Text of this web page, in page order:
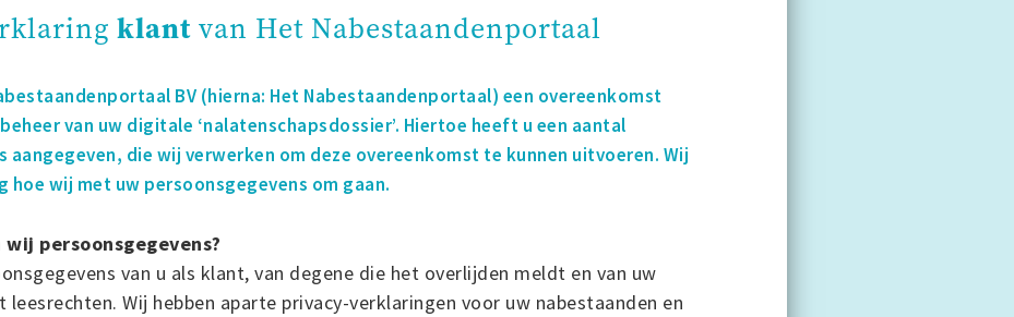
klantvan Het Nabestaandenportaal
BV (hierna: Het Nabestaandenportaal) een overeenkomst
van uw digitale ‘nalatenschapsdossier’. Hiertoe heeft u een aantal
aangegeven, die wij verwerken om deze overeenkomst te kunnen uitvoeren. Wij
hoe wij met uw persoonsgegevens om gaan.
persoonsgegevens?
van u als klant, van degene die het overlijden meldt en van uw
leesrechten. Wij hebben aparte privacy-verklaringen voor uw nabestaanden en